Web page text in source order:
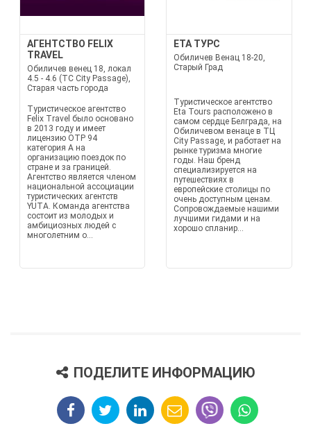
АГЕНТСТВО FELIX
TRAVEL
Обиличев венец 18, локал
4.5 - 4.6 (TC City Passage),
Старая часть города
Туристическое агентство
Felix Travel было основано
в 2013 году и имеет
лицензию OTP 94
категория A на
организацию поездок по
стране и за границей.
Агентство является членом
национальной ассоциации
туристических агентств
YUTA. Команда агентства
состоит из молодых и
амбициозных людей с
многолетним о...
ETA ТУРС
Обиличев Венац 18-20,
Старый Град
Туристическое агентство
Eta Tours расположено в
самом сердце Белграда, на
Обиличевом венаце в ТЦ
City Passage, и работает на
рынке туризма многие
годы. Наш бренд
специализируется на
путешествиях в
европейские столицы по
очень доступным ценам.
Сопровождаемые нашими
лучшими гидами и на
хорошо спланир...
ПОДЕЛИТЕ ИНФОРМАЦИЮ